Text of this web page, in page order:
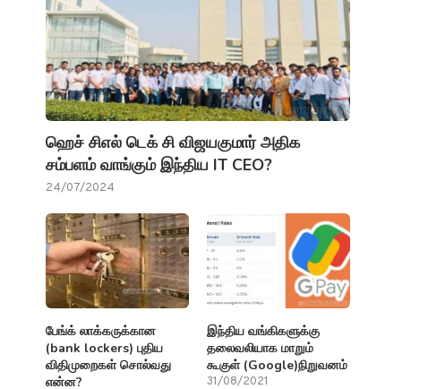
ஹெச் சிஎல் டெக் சி விஜயகுமார் அதிக
சம்பளம் வாங்கும் இந்திய IT CEO?
24/07/2024
பேங்க் லாக்கருக்கான
(bank lockers) புதிய
விதிமுறைகள் சொல்வது
என்ன?
இந்திய வங்கிகளுக்கு
தலைவலியாக மாறும்
கூகுள் (Google)நிறுவனம்
31/08/2021